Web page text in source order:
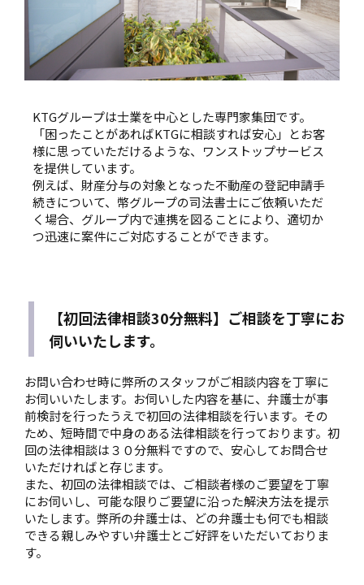
KTGグループは士業を中心とした専門家集団です。
「困ったことがあればKTGに相談すれば安心」とお客
様に思っていただけるような、ワンストップサービス
を提供しています。
例えば、財産分与の対象となった不動産の登記申請手
続きについて、幣グループの司法書士にご依頼いただ
く場合、グループ内で連携を図ることにより、適切か
つ迅速に案件にご対応することができます。
【初回法律相談30分無料】ご相談を丁寧にお
伺いいたします。
お問い合わせ時に弊所のスタッフがご相談内容を丁寧に
お伺いいたします。お伺いした内容を基に、弁護士が事
前検討を行ったうえで初回の法律相談を行います。その
ため、短時間で中身のある法律相談を行っております。初
回の法律相談は３０分無料ですので、安心してお問合せ
いただければと存じます。
また、初回の法律相談では、ご相談者様のご要望を丁寧
にお伺いし、可能な限りご要望に沿った解決方法を提示
いたします。弊所の弁護士は、どの弁護士も何でも相談
できる親しみやすい弁護士とご好評をいただいておりま
す。